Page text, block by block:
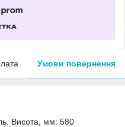
Умови повернення
Висота, мм: 580